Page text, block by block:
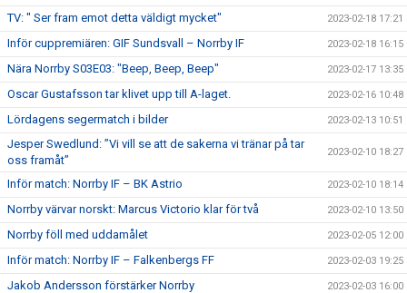
TV: " Ser fram emot detta väldigt mycket" 2023-02-18 17:21
Inför cuppremiären: GIF Sundsvall – Norrby IF 2023-02-18 16:15
Nära Norrby S03E03: "Beep, Beep, Beep" 2023-02-17 13:35
Oscar Gustafsson tar klivet upp till A-laget. 2023-02-16 10:48
Lördagens segermatch i bilder 2023-02-13 10:51
Jesper Swedlund: ”Vi vill se att de sakerna vi tränar på tar
oss framåt”
2023-02-10 18:27
Inför match: Norrby IF – BK Astrio 2023-02-10 18:14
Norrby värvar norskt: Marcus Victorio klar för två 2023-02-10 13:50
Norrby föll med uddamålet 2023-02-05 12:00
Inför match: Norrby IF – Falkenbergs FF 2023-02-03 19:25
Jakob Andersson förstärker Norrby 2023-02-03 16:00